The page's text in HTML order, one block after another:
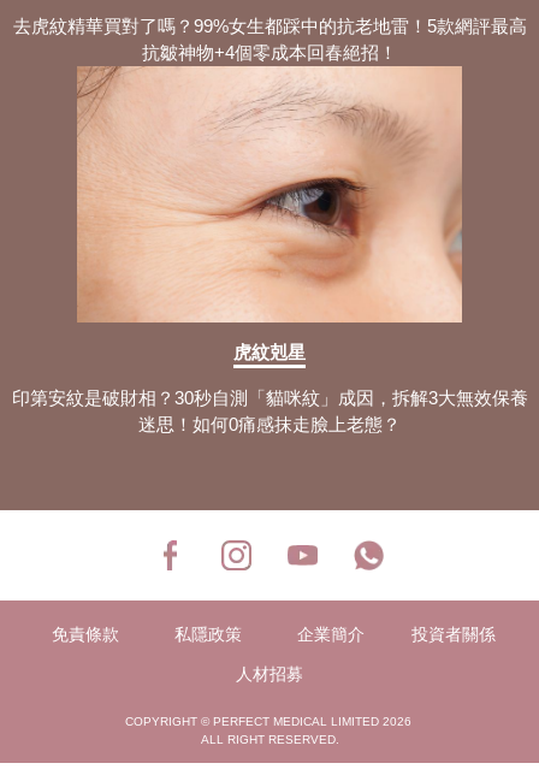
去虎紋精華買對了嗎？99%女生都踩中的抗老地雷！5款網評最高
抗皺神物+4個零成本回春絕招！
虎紋剋星
印第安紋是破財相？30秒自測「貓咪紋」成因，拆解3大無效保養
迷思！如何0痛感抹走臉上老態？
免責條款 私隱政策 企業簡介 投資者關係
人材招募
COPYRIGHT © PERFECT MEDICAL LIMITED 2026
ALL RIGHT RESERVED.